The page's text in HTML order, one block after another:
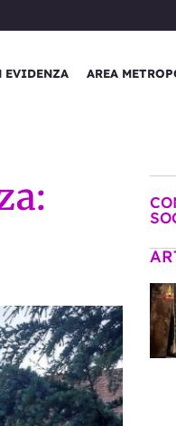
EVIDENZA
AREA